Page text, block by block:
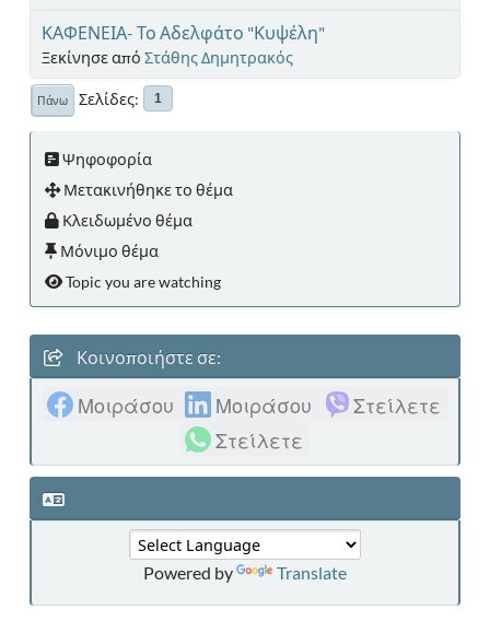
ΚΑΦΕΝΕΙΑ- Το Αδελφάτο "Κυψέλη"
Ξεκίνησε από Στάθης Δημητρακός
Πάνω Σελίδες 1
Ψηφοφορία
Μετακινήθηκε το θέμα
Κλειδωμένο θέμα
Μόνιμο θέμα
Topic you are watching
Κοινοποιήστε σε:
Μοιράσου Μοιράσου
Στείλετε
Στείλετε
Powered by Translate